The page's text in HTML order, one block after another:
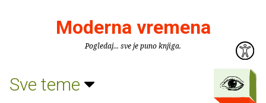
Moderna vremena
Pogledaj... sve je puno knjiga.
Sve teme